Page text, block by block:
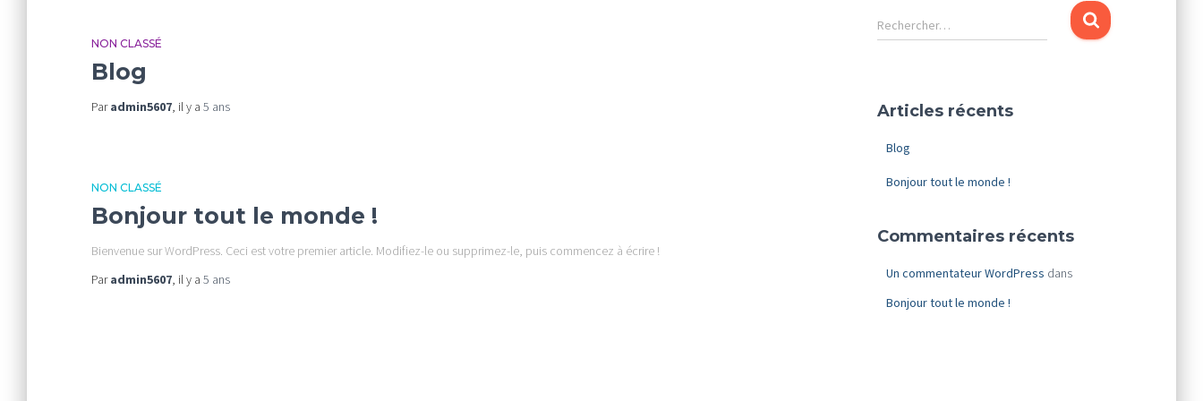
NON CLASSÉ
Blog
Paradmin5607, il y a 5 ans
NON CLASSÉ
Bonjour tout le monde !
Bienvenue sur WordPress. Ceci est votre premier article. Modifiez-le ou supprimez-le, puis commencez à écrire !
Paradmin5607, il y a 5 ans
R
e
r
:
Rechercher…
Articles récents
Blog
Bonjour tout le monde !
Commentaires récents
Un commentateur WordPress dans
Bonjour tout le monde !